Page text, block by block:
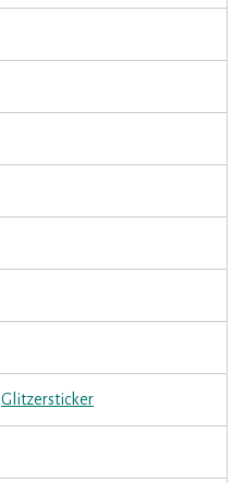
Glitzersticker